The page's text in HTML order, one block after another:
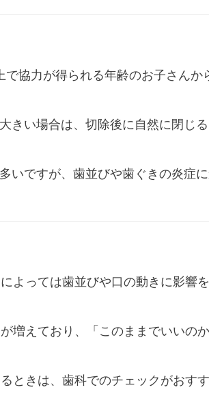
協力が得られる年齢のお子さんか
い場合は、切除後に自然に閉じ
いですが、歯並びや歯ぐきの炎症
よっては歯並びや口の動きに影響
増えており、「このままでいいのか
ときは、歯科でのチェックがおす